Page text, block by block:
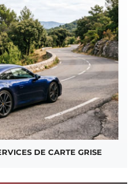
DE CARTE GRISE